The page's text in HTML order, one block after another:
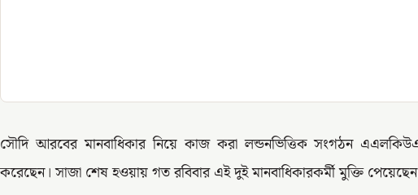
সৌদি আরবের মানবাধিকার নিয়ে কাজ করা লন্ডনভিত্তিক সংগঠন
করেছেন। সাজা শেষ হওয়ায় গত রবিবার এই দুই মানবাধিকারকর্মী মুক্তি